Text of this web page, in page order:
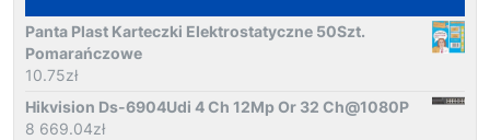
Panta Plast Karteczki Elektrostatyczne 50Szt.
Pomarańczowe
10.75zł
Hikvision Ds-6904Udi 4 Ch 12Mp Or 32 Ch@1080P
8 669.04zł